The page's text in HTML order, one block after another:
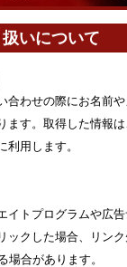
いについて
合わせの際にお名前
ます。取得した情報
利用します。
イトプログラムや広
ックした場合、リンク
場合があります。